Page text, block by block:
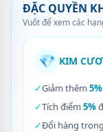
ĐẶC QUYỀN
Vuốt để xem các
💎 KIM
✓Giảm thêm 5%
✓Tích điểm 5%
✓Đổi hàng trong